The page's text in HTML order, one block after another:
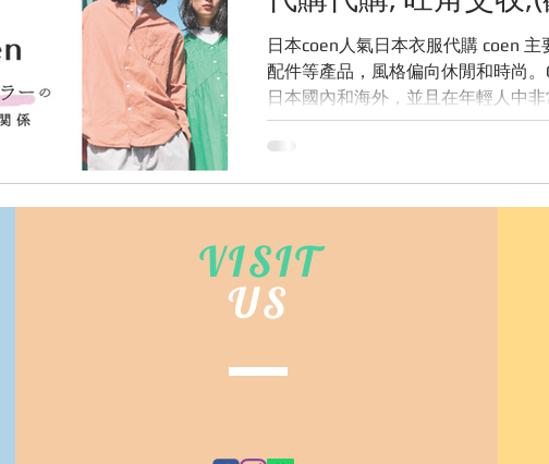
WHATSAPP
日本coen人氣日本衣服代購 coen 主要生產男女裝、鞋子、
配件等產品，風格偏向休閒和時尚
日本國內和海外，並且在年輕人中
直秉持著“提供優質的產品和服務”
VISIT
US